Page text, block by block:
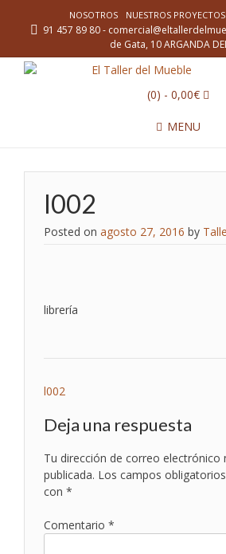
NOSOTROS NUESTROS PROYECTOS
91 457 89 80 -
de Gata, 10 ARGANDA
(0) - 0,00€
MENU
l002
Posted on agosto 27, 2016 by
librería
Navegación
de
entradas
l002
Deja una respuesta
Tu dirección de correo electrónico
publicada. Los campos
con *
Comentario *